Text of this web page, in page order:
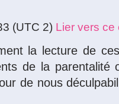
(UTC 2) Lier vers ce
la lecture de
de la parentalité
de nous